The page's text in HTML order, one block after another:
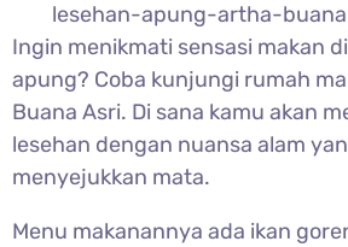
lesehan-apung-artha-
Ingin menikmati sensasi makan
apung? Coba kunjungi rumah
Buana Asri. Di sana kamu akan
lesehan dengan nuansa alam
menyejukkan mata.
Menu makanannya ada ikan